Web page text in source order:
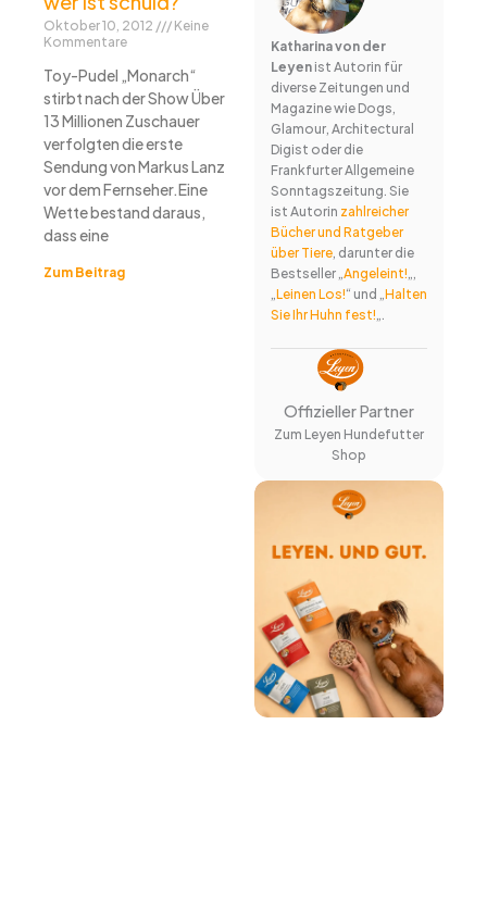
Oktober 10, 2012
Keine
Kommentare
Toy-Pudel „Monarch“
stirbt nach der Show Über
13 Millionen Zuschauer
verfolgten die erste
Sendung von Markus Lanz
vor dem Fernseher.Eine
Wette bestand daraus,
dass eine
Zum Beitrag
Katharina von der
Leyenist Autorin für
diverse Zeitungen und
Magazine wie Dogs,
Glamour, Architectural
Digist oder die
Frankfurter Allgemeine
Sonntagszeitung. Sie
ist Autorin zahlreicher
Bücher und Ratgeber
über Tiere, darunter die
Bestseller „Angeleint!„,
„Leinen Los!“ und „Halten
Sie Ihr Huhn fest!„.
Offizieller Partner
Zum Leyen Hundefutter
Shop